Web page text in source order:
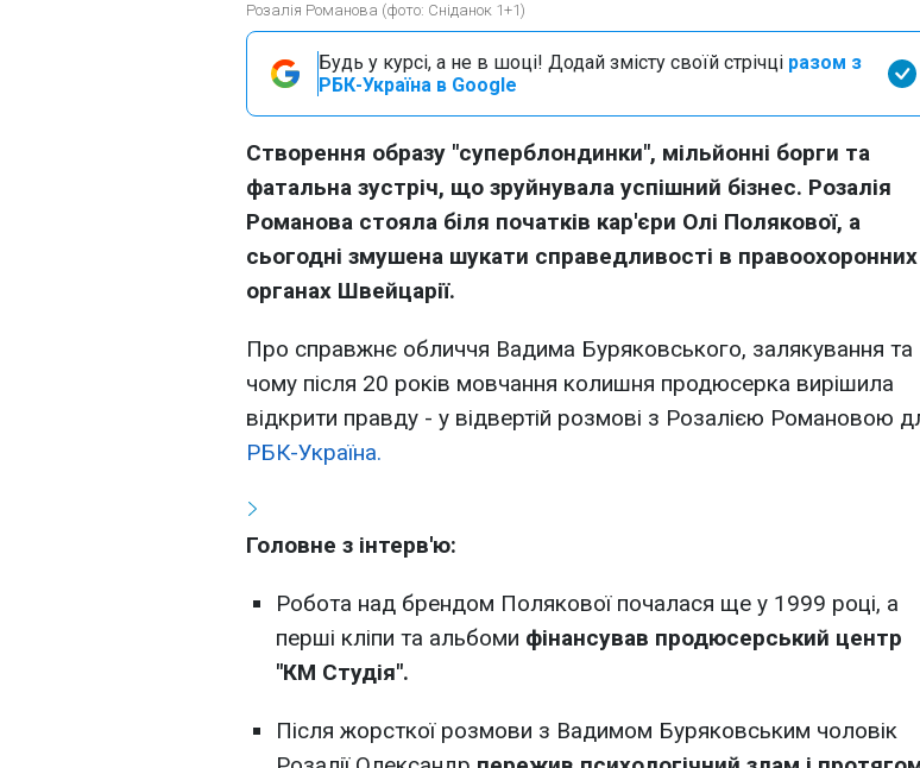
Розалія Романова (фото: Сніданок 1+1)
Будь у курсі, а не в шоці! Додай змісту своїй стрічці разом з
РБК-Україна в Google
Створення образу "суперблондинки", мільйонні борги та
фатальна зустріч, що зруйнувала успішний бізнес. Розалія
Романова стояла біля початків кар'єри Олі Полякової, а
сьогодні змушена шукати справедливості в правоохоронних
органах Швейцарії.
Про справжнє обличчя Вадима Буряковського, залякування та
чому після 20 років мовчання колишня продюсерка вирішила
відкрити правду - у відвертій розмові з Розалією Романовою
РБК-Україна.
Головне з інтерв'ю:
Робота над брендом Полякової почалася ще у 1999 році, а
перші кліпи та альбоми фінансував продюсерський центр
"КМ Студія".
Після жорсткої розмови з Вадимом Буряковським чоловік